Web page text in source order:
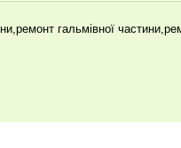
гальмівної